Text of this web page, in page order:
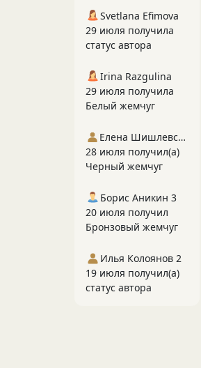
Svetlana Efimova
29 июля получила
статус автора
Irina Razgulina
29 июля получила
Белый жемчуг
Елена Шишлевская
28 июля получил(а)
Черный жемчуг
Борис Аникин 3
20 июля получил
Бронзовый жемчуг
Илья Колоянов 2
19 июля получил(а)
статус автора